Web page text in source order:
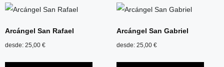
Arcángel San Rafael
desde: 25,00 €
Arcángel San Gabriel
desde: 25,00 €